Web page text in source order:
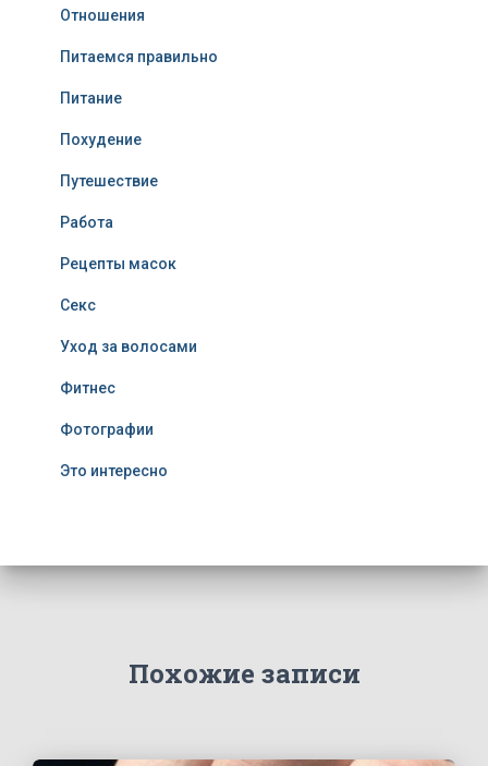
Отношения
Питаемся правильно
Питание
Похудение
Путешествие
Работа
Рецепты масок
Секс
Уход за волосами
Фитнес
Фотографии
Это интересно
Похожие записи